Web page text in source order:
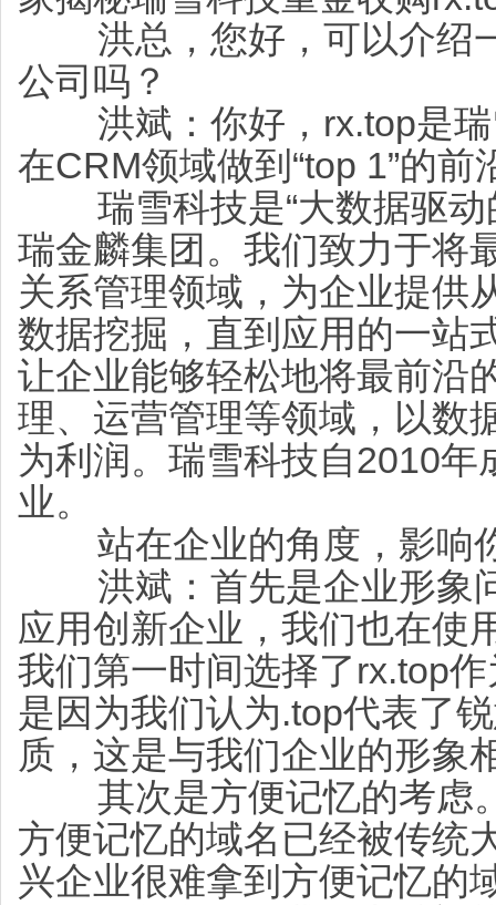
洪总，您好，可以介绍
公司吗？
洪斌：你好，rx.top是瑞
在CRM领域做到“top 1”的前
瑞雪科技是“大数据驱动
瑞金麟集团。我们致力于将
关系管理领域，为企业提供
数据挖掘，直到应用的一站
让企业能够轻松地将最前沿
理、运营管理等领域，以数
为利润。瑞雪科技自2010
业。
站在企业的角度，影响
洪斌：首先是企业形象
应用创新企业，我们也在使
我们第一时间选择了rx.top
是因为我们认为.top代表了
质，这是与我们企业的形象
其次是方便记忆的考虑
方便记忆的域名已经被传统
兴企业很难拿到方便记忆的